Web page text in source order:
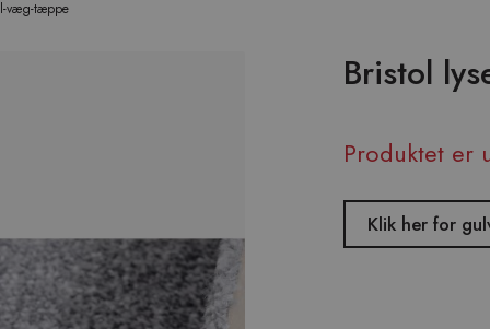
væg-tæppe
Bristol
Produktet er
Klik her for